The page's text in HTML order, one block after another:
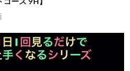
ース 9H】